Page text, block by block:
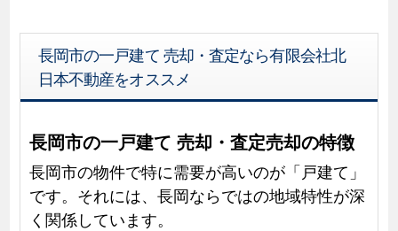
長岡市の一戸建て 売却・査定なら有限会社北
日本不動産をオススメ
長岡市の一戸建て 売却・査定売却の特徴
長岡市の物件で特に需要が高いのが「戸建て」
です。それには、長岡ならではの地域特性が深
く関係しています。